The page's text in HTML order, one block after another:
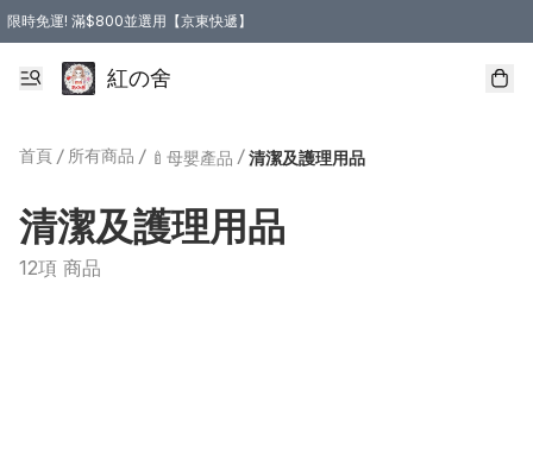
限時免運! 滿$800並選用【京東快遞】
紅の舍
首頁 / 所有商品 / 🍼母嬰產品 / 清潔及護理用品
清潔及護理用品
12項 商品